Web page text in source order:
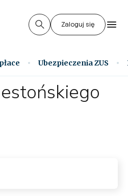
Zaloguj się
Ubezpieczenia ZUS